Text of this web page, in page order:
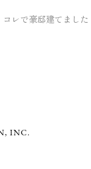
コレで豪邸建てました
INC.